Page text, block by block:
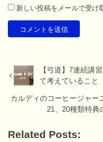
新しい投稿をメールで受け
【弓道】7連続講
て考えていること
カルディのコーヒージャー
21、20種類特典
Related Posts: